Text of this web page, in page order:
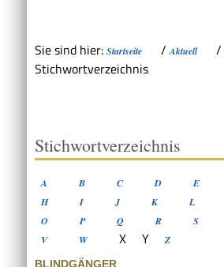
Sie sind hier: Startseite /Aktuell /
Stichwortverzeichnis
Stichwortverzeichnis
A B C D E
H
I J K L
O
P Q R S
V
W X Y Z
BLINDGÄNGER